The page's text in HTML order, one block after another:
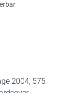
2004, 575